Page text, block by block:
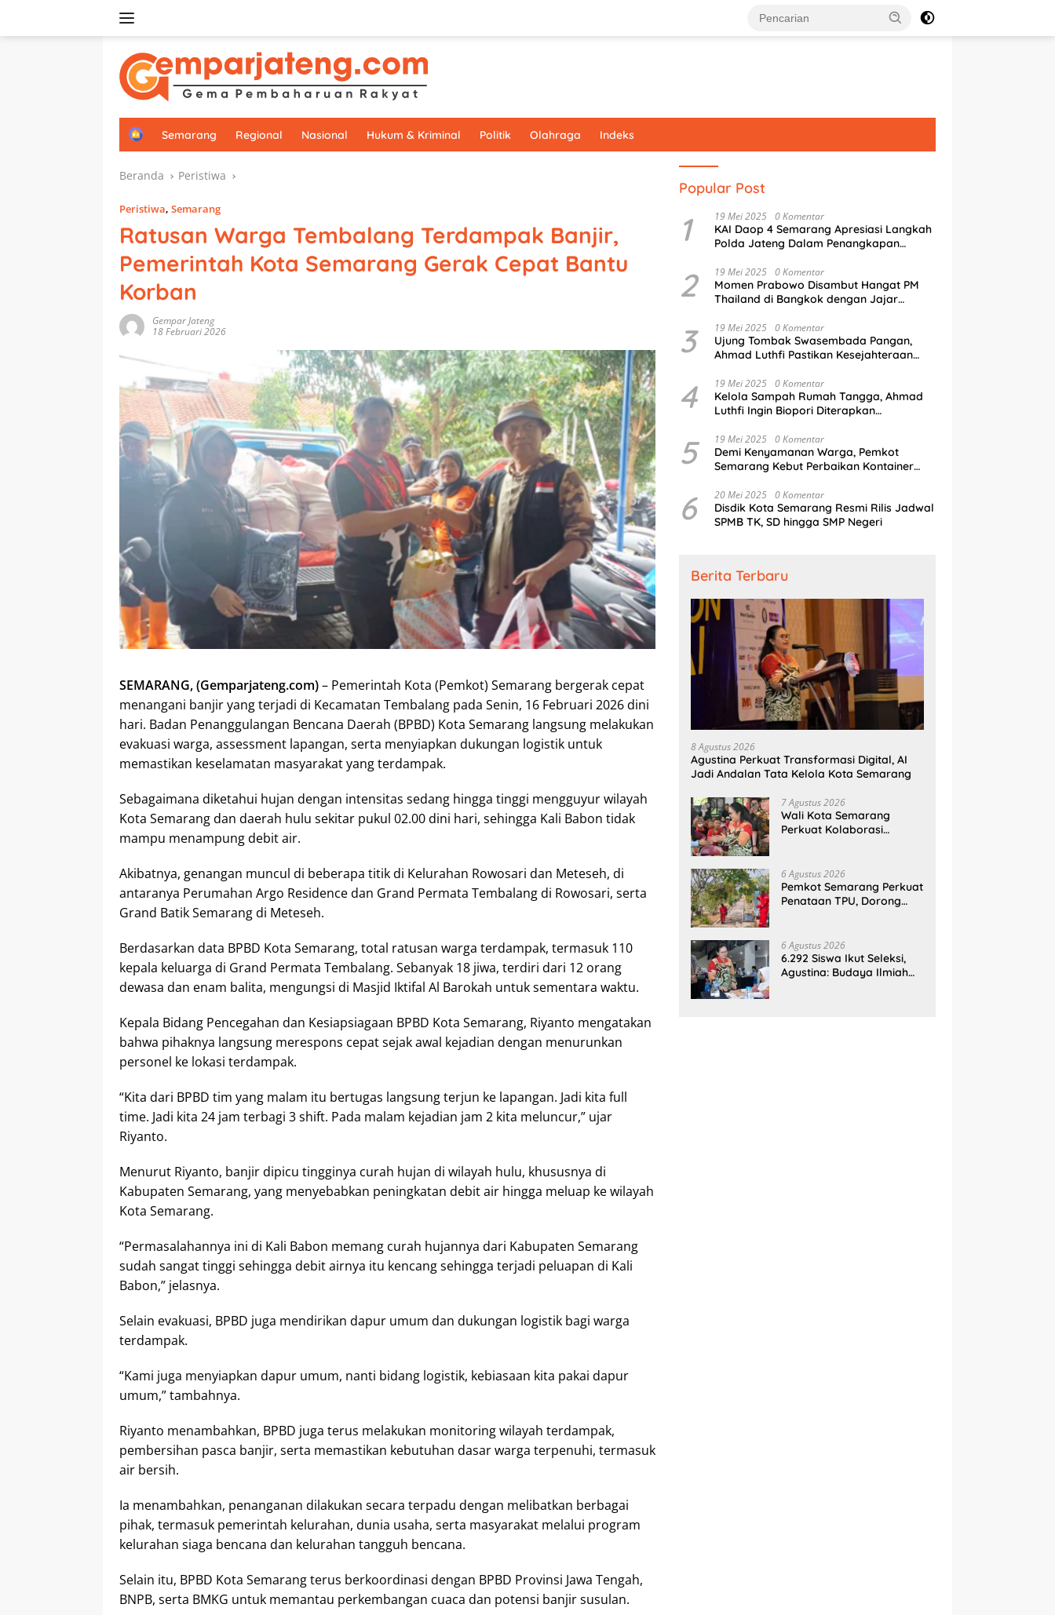
H
e
Semarang Regional Nasional Hukum & Kriminal Politik Olahraga Indeks
Beranda Peristiwa
Peristiwa, Semarang
Ratusan Warga Tembalang Terdampak Banjir,
Pemerintah Kota Semarang Gerak Cepat Bantu
Korban
Gempar Jateng
18 Februari 2026
SEMARANG, (Gemparjateng.com)– Pemerintah Kota (Pemkot) Semarang bergerak cepat
menangani banjir yang terjadi di Kecamatan Tembalang pada Senin, 16 Februari 2026 dini
hari. Badan Penanggulangan Bencana Daerah (BPBD) Kota Semarang langsung melakukan
evakuasi warga, assessment lapangan, serta menyiapkan dukungan logistik untuk
memastikan keselamatan masyarakat yang terdampak.
Sebagaimana diketahui hujan dengan intensitas sedang hingga tinggi mengguyur wilayah
Kota Semarang dan daerah hulu sekitar pukul 02.00 dini hari, sehingga Kali Babon tidak
mampu menampung debit air.
Akibatnya, genangan muncul di beberapa titik di Kelurahan Rowosari dan Meteseh, di
antaranya Perumahan Argo Residence dan Grand Permata Tembalang di Rowosari, serta
Grand Batik Semarang di Meteseh.
Berdasarkan data BPBD Kota Semarang, total ratusan warga terdampak, termasuk 110
kepala keluarga di Grand Permata Tembalang. Sebanyak 18 jiwa, terdiri dari 12 orang
dewasa dan enam balita, mengungsi di Masjid Iktifal Al Barokah untuk sementara waktu.
Kepala Bidang Pencegahan dan Kesiapsiagaan BPBD Kota Semarang, Riyanto mengatakan
bahwa pihaknya langsung merespons cepat sejak awal kejadian dengan menurunkan
personel ke lokasi terdampak.
“Kita dari BPBD tim yang malam itu bertugas langsung terjun ke lapangan. Jadi kita full
time. Jadi kita 24 jam terbagi 3 shift. Pada malam kejadian jam 2 kita meluncur,” ujar
Riyanto.
Menurut Riyanto, banjir dipicu tingginya curah hujan di wilayah hulu, khususnya di
Kabupaten Semarang, yang menyebabkan peningkatan debit air hingga meluap ke wilayah
Kota Semarang.
“Permasalahannya ini di Kali Babon memang curah hujannya dari Kabupaten Semarang
sudah sangat tinggi sehingga debit airnya itu kencang sehingga terjadi peluapan di Kali
Babon,” jelasnya.
Selain evakuasi, BPBD juga mendirikan dapur umum dan dukungan logistik bagi warga
terdampak.
“Kami juga menyiapkan dapur umum, nanti bidang logistik, kebiasaan kita pakai dapur
umum,” tambahnya.
Riyanto menambahkan, BPBD juga terus melakukan monitoring wilayah terdampak,
pembersihan pasca banjir, serta memastikan kebutuhan dasar warga terpenuhi, termasuk
air bersih.
Ia menambahkan, penanganan dilakukan secara terpadu dengan melibatkan berbagai
pihak, termasuk pemerintah kelurahan, dunia usaha, serta masyarakat melalui program
kelurahan siaga bencana dan kelurahan tangguh bencana.
Selain itu, BPBD Kota Semarang terus berkoordinasi dengan BPBD Provinsi Jawa Tengah,
BNPB, serta BMKG untuk memantau perkembangan cuaca dan potensi banjir susulan.
Popular Post
1 19 Mei 2025 0 Komentar
KAI Daop 4 Semarang Apresiasi Langkah
Polda Jateng Dalam Penangkapan
Perusahaan
2 19 Mei 2025 0 Komentar
Momen Prabowo Disambut Hangat PM
Thailand di Bangkok dengan Jajar
3 19 Mei 2025 0 Komentar
Ujung Tombak Swasembada Pangan,
Ahmad Luthfi Pastikan Kesejahteraan
4 19 Mei 2025 0 Komentar
Kelola Sampah Rumah Tangga, Ahmad
Luthfi Ingin Biopori Diterapkan
5 19 Mei 2025 0 Komentar
Demi Kenyamanan Warga, Pemkot
Semarang Kebut Perbaikan Kontainer
6 20 Mei 2025 0 Komentar
Disdik Kota Semarang Resmi Rilis Jadwal
SPMB TK, SD hingga SMP Negeri
Berita Terbaru
8 Agustus 2026
Agustina Perkuat Transformasi Digital, AI
Jadi Andalan Tata Kelola Kota Semarang
7 Agustus 2026
Wali Kota Semarang
Perkuat Kolaborasi
Renovasi Rumah
6 Agustus 2026
Pemkot Semarang Perkuat
Penataan TPU, Dorong
6 Agustus 2026
6.292 Siswa Ikut Seleksi,
Agustina: Budaya Ilmiah